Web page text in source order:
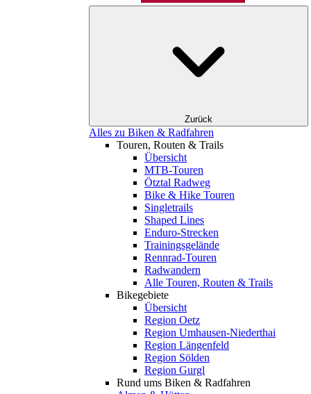
Zurück
Alles zu Biken & Radfahren
Touren, Routen & Trails
Übersicht
MTB-Touren
Ötztal Radweg
Bike & Hike Touren
Singletrails
Shaped Lines
Enduro-Strecken
Trainingsgelände
Rennrad-Touren
Radwandern
Alle Touren, Routen & Trails
Bikegebiete
Übersicht
Region Oetz
Region Umhausen-Niederthai
Region Längenfeld
Region Sölden
Region Gurgl
Rund ums Biken & Radfahren